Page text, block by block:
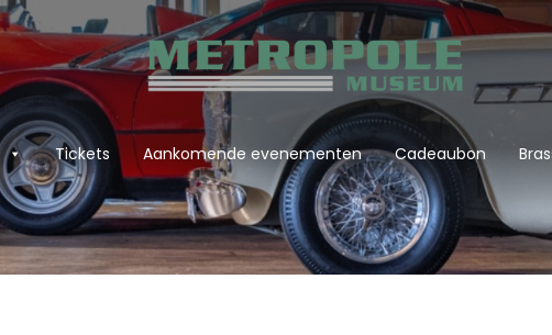
Tickets Aankomende evenementen Cadeaubon